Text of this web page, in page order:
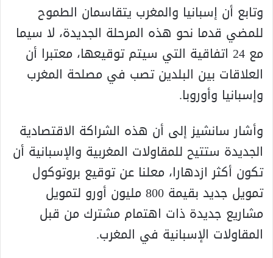
وتابع أن إسبانيا والمغرب يتقاسمان الطموح
للمضي قدما نحو هذه المرحلة الجديدة، لا سيما
مع 24 اتفاقية التي سيتم توقيعها، معتبرا أن
العلاقات بين البلدين تصب في مصلحة المغرب
وإسبانيا وأوروبا.
وأشار سانشيز إلى أن هذه الشراكة الاقتصادية
الجديدة ستتيح للمقاولات المغربية والإسبانية أن
تكون أكثر ازدهارا، معلنا عن توقيع بروتوكول
تمويل جديد بقيمة 800 مليون أورو لتمويل
مشاريع جديدة ذات اهتمام مشترك من قبل
المقاولات الإسبانية في المغرب.